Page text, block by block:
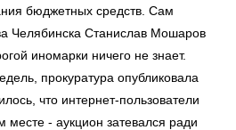
бюджетных средств. Сам
Челябинска Станислав Мошаров
иномарки ничего не знает.
прокуратура опубликовала
что интернет-пользователи
месте - аукцион затевался ради